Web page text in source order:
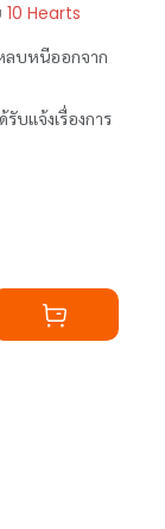
10 Hearts
ลบหนีออกจาก
บแจ้งเรื่องการ